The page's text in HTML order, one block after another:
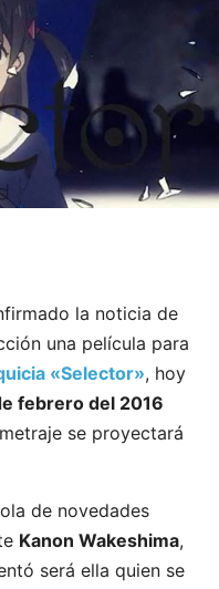
la noticia de
una película para
«Selector», hoy
febrero del 2016
se proyectará
de novedades
Kanon Wakeshima,
será ella quien se